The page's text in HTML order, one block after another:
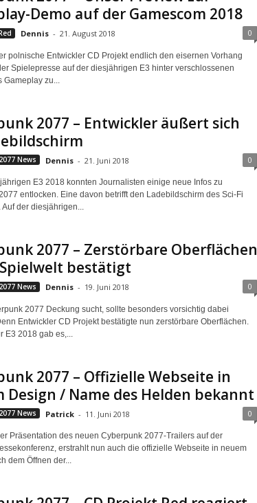
Demo auf der Gamescom 2018
Dennis - 21. August 2018 0
polnische Entwickler CD Projekt endlich den eisernen Vorhang
Spielepresse auf der diesjährigen E3 hinter verschlossenen
zu...
2077 – Entwickler äußert sich
News Dennis - 21. Juni 2018 0
E3 2018 konnten Journalisten einige neue Infos zu
entlocken. Eine davon betrifft den Ladebildschirm des Sci-Fi
Auf der diesjährigen...
2077 – Zerstörbare Oberflächen
bestätigt
News Dennis - 19. Juni 2018 0
2077 Deckung sucht, sollte besonders vorsichtig dabei
Entwickler CD Projekt bestätigte nun zerstörbare Oberflächen.
E3 2018 gab es,...
2077 – Offizielle Webseite in
Design / Name des Helden bekannt
News Patrick - 11. Juni 2018 0
Präsentation des neuen Cyberpunk 2077-Trailers auf der
erstrahlt nun auch die offizielle Webseite in neuem
dem Öffnen der...